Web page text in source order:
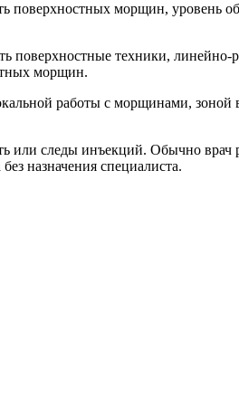
поверхностных морщин, уровень
поверхностные техники,
морщин.
работы с морщинами, зоной
или следы инъекций. Обычно врач
назначения специалиста.